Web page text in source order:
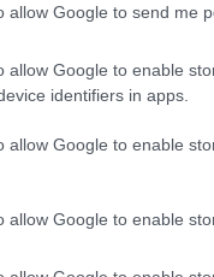
allow Google to send me
allow Google to enable
identifiers in apps.
allow Google to enable
allow Google to enable
οι
και
δεν προβλέπεται